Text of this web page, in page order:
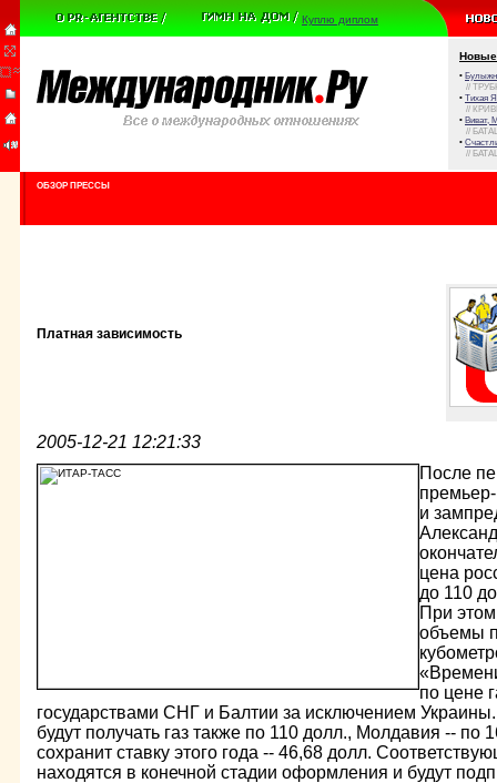
Куплю диплом
Новые
•
//
• Тихая
//
• Виват,
//
•
//
ОБЗОР ПРЕССЫ
Платная зависимость
2005-12-21 12:21:33
После
и
цена
до 110
При этом
объемы
по цене
государствами СНГ и Балтии за исключением
будут получать газ также по 110 долл., Молдавия -- по
сохранит ставку этого года -- 46,68 долл.
находятся в конечной стадии оформления и будут